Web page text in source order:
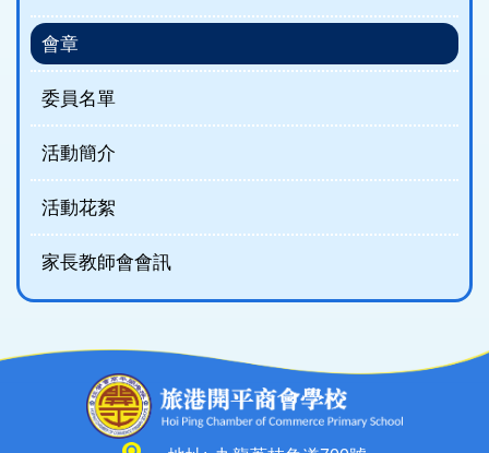
會章
委員名單
活動簡介
活動花絮
家長教師會會訊